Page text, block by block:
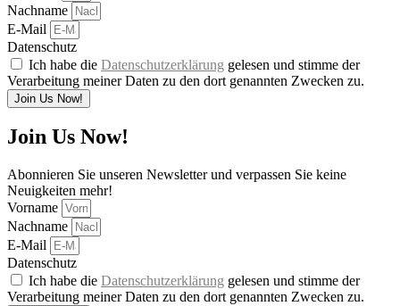
Nachname
E-Mail
Datenschutz
Ich habe die Datenschutzerklärung gelesen und stimme der
Verarbeitung meiner Daten zu den dort genannten Zwecken zu.
Join Us Now!
Join Us Now!
Abonnieren Sie unseren Newsletter und verpassen Sie keine
Neuigkeiten mehr!
Vorname
Nachname
E-Mail
Datenschutz
Ich habe die Datenschutzerklärung gelesen und stimme der
Verarbeitung meiner Daten zu den dort genannten Zwecken zu.